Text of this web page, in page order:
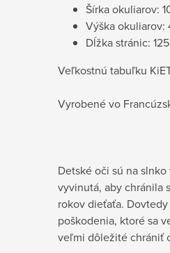
Šírka okuliarov:
Výška okuliarov:
Dĺžka stránic:
Veľkostnú tabuľku
Vyrobené vo
Detské oči sú na
vyvinutá, aby chránila
rokov dieťaťa.
poškodenia, ktoré sa
veľmi dôležité chrániť